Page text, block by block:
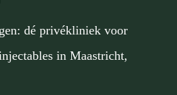
dé privékliniek voor
in Maastricht,